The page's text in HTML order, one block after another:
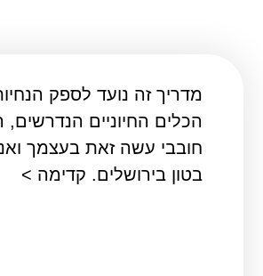
מדריך זה נועד לספק
הכלים החיוניים
חובבי עשה זאת בעצמך
בטון בירושלים. קדימה >